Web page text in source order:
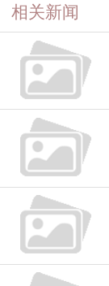
相关新闻